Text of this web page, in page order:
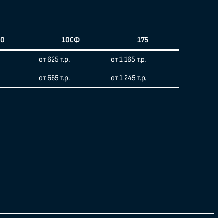
100Ф 175
от 625 т.р.
от 1 165 т.р.
от 665 т.р. от 1 245 т.р.